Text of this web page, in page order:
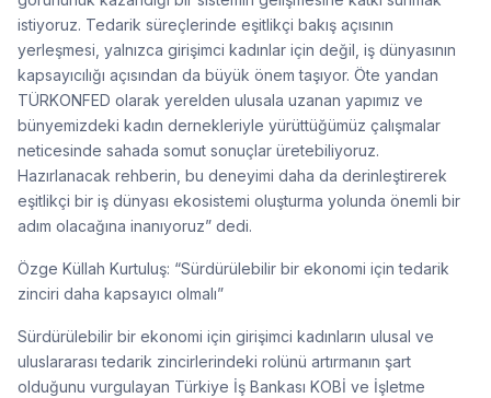
istiyoruz. Tedarik süreçlerinde eşitlikçi bakış açısının
yerleşmesi, yalnızca girişimci kadınlar için değil, iş dünyasının
kapsayıcılığı açısından da büyük önem taşıyor. Öte yandan
TÜRKONFED olarak yerelden ulusala uzanan yapımız ve
bünyemizdeki kadın dernekleriyle yürüttüğümüz çalışmalar
neticesinde sahada somut sonuçlar üretebiliyoruz.
Hazırlanacak rehberin, bu deneyimi daha da derinleştirerek
eşitlikçi bir iş dünyası ekosistemi oluşturma yolunda önemli bir
adım olacağına inanıyoruz” dedi.
Özge Küllah Kurtuluş: “Sürdürülebilir bir ekonomi için tedarik
zinciri daha kapsayıcı olmalı”
Sürdürülebilir bir ekonomi için girişimci kadınların ulusal ve
uluslararası tedarik zincirlerindeki rolünü artırmanın şart
olduğunu vurgulayan Türkiye İş Bankası KOBİ ve İşletme